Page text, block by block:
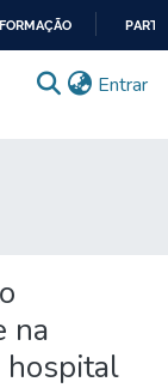
Entrar
na
hospital